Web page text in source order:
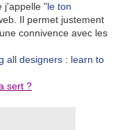
j'appelle "le ton
Il permet justement
connivence avec les
all designers : learn to
sert ?